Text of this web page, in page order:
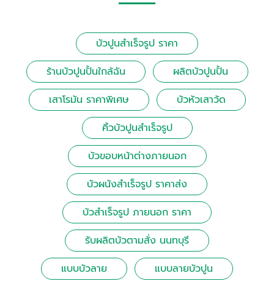
บัวปูนสําเร็จรูป ราคา
ร้านบัวปูนปั้นใกล้ฉัน
ผลิตบัวปูนปั้น
เสาโรมัน ราคาพิเศษ
บัวหัวเสาวัด
คิ้วบัวปูนสําเร็จรูป
บัวขอบหน้าต่างภายนอก
บัวผนังสําเร็จรูป ราคาส่ง
บัวสําเร็จรูป ภายนอก ราคา
รับผลิตบัวตามสั่ง นนทบุรี
แบบบัวลาย
แบบลายบัวปูน